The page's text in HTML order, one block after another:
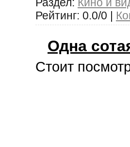
Рейтинг: 0.0/0 |
Одна
Стоит